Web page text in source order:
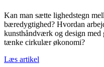
Kan man sætte lighedstegn
bæredygtighed? Hvordan
kunsthåndværk og design med
tænke cirkulær økonomi?
Læs artikel